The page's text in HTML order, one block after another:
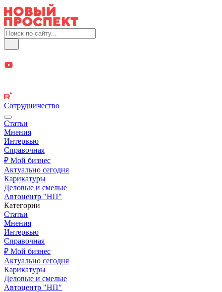
Сотрудничество
Статьи
Мнения
Интервью
Справочная
₽ Мой бизнес
Актуально сегодня
Карикатуры
Деловые и смелые
Автоцентр "НП"
Категории
Статьи
Мнения
Интервью
Справочная
₽ Мой бизнес
Актуально сегодня
Карикатуры
Деловые и смелые
Автоцентр "НП"